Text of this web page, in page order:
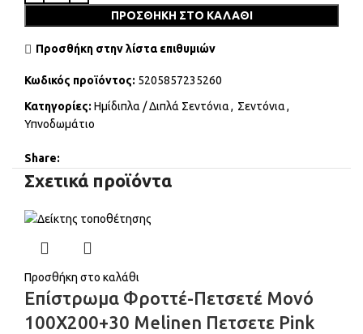
ΠΡΟΣΘΉΚΗ ΣΤΟ ΚΑΛΆΘΙ
Προσθήκη στην λίστα επιθυμιών
Κωδικός προϊόντος: 5205857235260
Κατηγορίες: Ημίδιπλα / Διπλά Σεντόνια, Σεντόνια,
Υπνοδωμάτιο
Share:
Σχετικά προϊόντα
Προσθήκη στο καλάθι
Επίστρωμα Φροττέ-Πετσετέ Μονό
100X200+30 Melinen Πετσετε Pink